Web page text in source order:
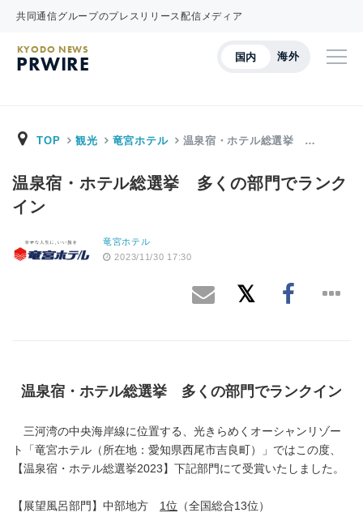
共同通信グループのプレスリリース配信メディア
国内 海外
KYODO NEWS
PRWIRE
TOP 観光 竜宮ホテル 温泉宿・ホテル総選挙 …
温泉宿・ホテル総選挙 多くの部門でランク
イン
竜宮ホテル
2023/11/30 17:30
温泉宿・ホテル総選挙 多くの部門でランクイン
三河湾の中央海岸線に位置する、光きらめくオーシャンリゾー
ト「竜宮ホテル（所在地：愛知県西尾市吉良町）」ではこの度、
【温泉宿・ホテル総選挙2023】下記部門にて受賞いたしました。
【展望風呂部門】中部地方 1位 （全国総合13位）